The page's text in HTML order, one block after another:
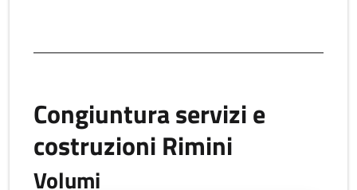
Congiuntura servizi e
costruzioni Rimini
Volumi